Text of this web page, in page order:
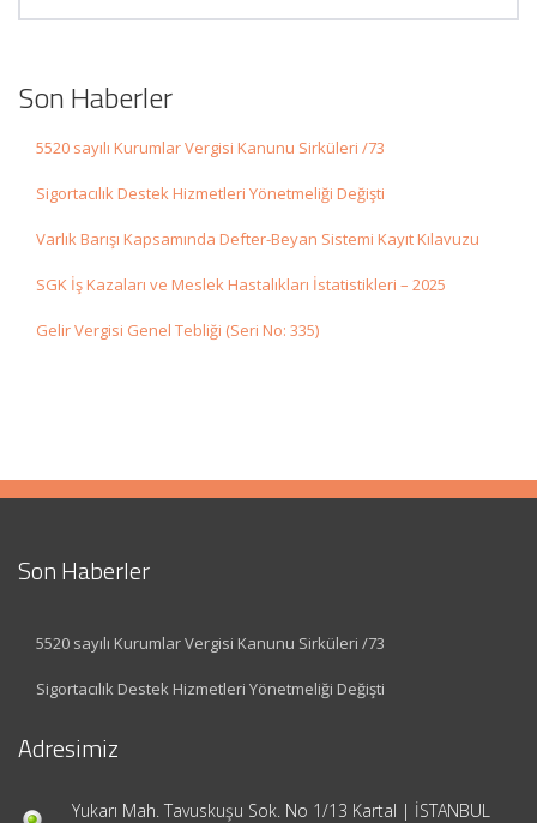
Son Haberler
5520 sayılı Kurumlar Vergisi Kanunu Sirküleri /73
Sigortacılık Destek Hizmetleri Yönetmeliği Değişti
Varlık Barışı Kapsamında Defter-Beyan Sistemi Kayıt Kılavuzu
SGK İş Kazaları ve Meslek Hastalıkları İstatistikleri – 2025
Gelir Vergisi Genel Tebliği (Seri No: 335)
Son Haberler
5520 sayılı Kurumlar Vergisi Kanunu Sirküleri /73
Sigortacılık Destek Hizmetleri Yönetmeliği Değişti
Adresimiz
Yukarı Mah. Tavuskuşu Sok. No 1/13 Kartal | İSTANBUL